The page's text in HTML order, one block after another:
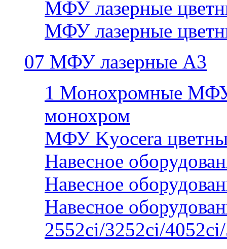
МФУ лазерные
МФУ лазерные
07 МФУ лазерные А3
1 Монохромные
монохром
МФУ Kyocera
Навесное
Навесное
Навесное
2552ci/3252ci/